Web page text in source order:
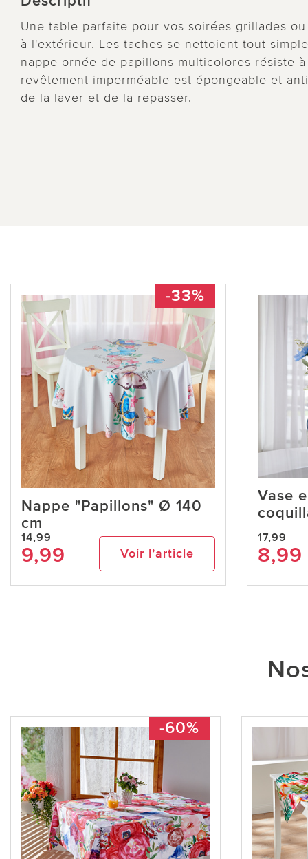
Une table parfaite pour vos soirées grillades
à l'extérieur. Les taches se nettoient tout
nappe ornée de papillons multicolores résiste
revêtement imperméable est épongeable et
de la laver et de la repasser.
-33%
Nappe "Papillons" Ø 140
cm
14,99
9,99 Voir l’article
Vase
17,99
8,99
-60%